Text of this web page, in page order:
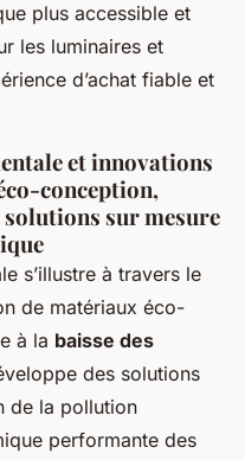
plus accessible et
les luminaires et
d’achat fiable et
et innovations
conception,
solutions sur mesure
s’illustre à travers le
de matériaux éco-
à la baisse des
des solutions
de la pollution
performante des